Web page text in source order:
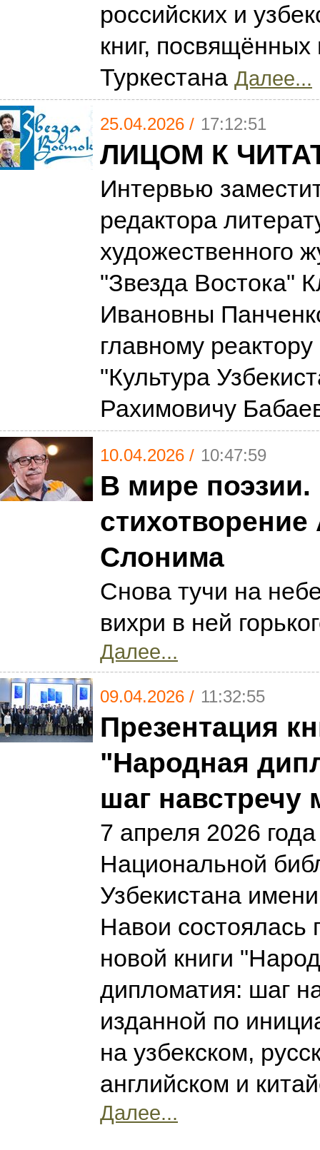
российских и
книг, посвящённых
Туркестана Далее...
25.04.2026 / 17:12:51
ЛИЦОМ К
Интервью
редактора
художественного
"Звезда Востока"
Ивановны
главному
"Культура
Рахимовичу
10.04.2026 / 10:47:59
В мире поэзии.
Слонима
Снова тучи на
вихри в ней
Далее...
09.04.2026 / 11:32:55
Презентация
"Народная
шаг навстречу
7 апреля 2026
Национальной
Узбекистана
Навои состоялась
новой книги
дипломатия: шаг
изданной по
на узбекском,
английском и
Далее...